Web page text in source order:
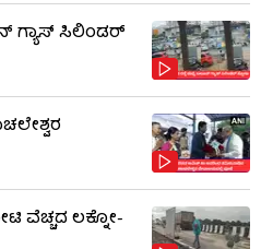
ಗ್ಯಾಸ್ ಸಿಲಿಂಡರ್
ವೆಚ್ಚದ ಲಕ್ನೋ-